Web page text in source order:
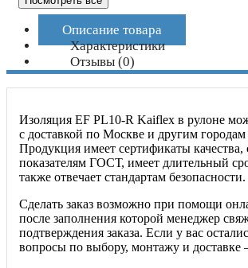
Описание товара
Характеристики
Отзывы (0)
Изоляция EF PL10-R Kaiflex в рулоне
с доставкой по Москве и другим
Продукция имеет сертификаты качества,
показателям ГОСТ, имеет длительный
также отвечает стандартам безопасности.
Сделать заказ возможно при помощи
после заполнения которой менеджер
подтверждения заказа. Если у вас
вопросы по выбору, монтажу и доставке